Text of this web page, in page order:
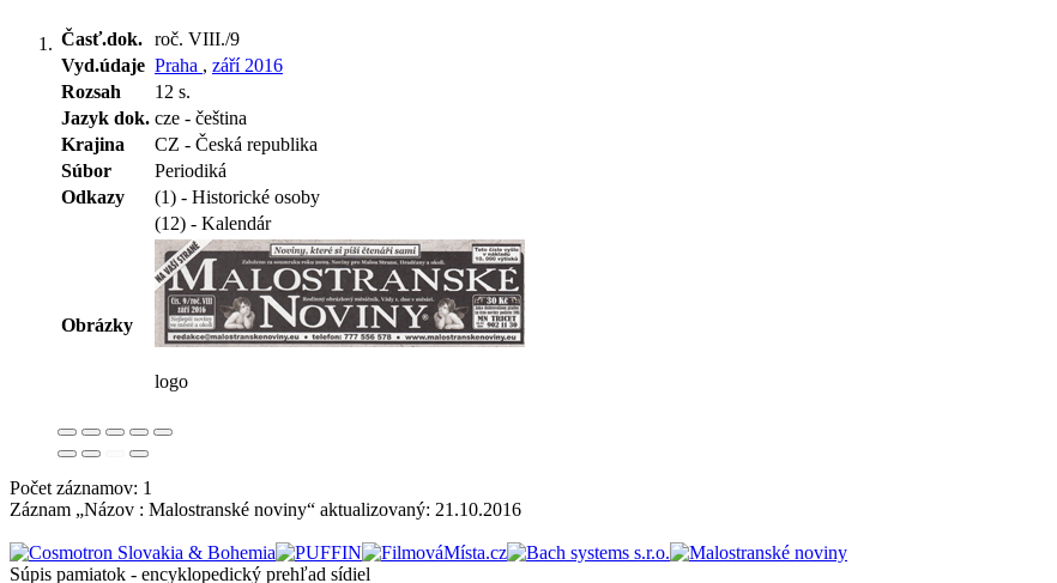
Časť.dok. roč. VIII./9
Vyd.údaje Praha , září 2016
Rozsah
12 s.
Jazyk dok. cze - čeština
Krajina
CZ - Česká republika
Súbor
Periodiká
Odkazy
(1) - Historické osoby
(12) - Kalendár
Obrázky
logo
Počet záznamov: 1
Záznam „Názov : Malostranské noviny“ aktualizovaný: 21.10.2016
Súpis pamiatok - encyklopedický prehľad sídiel